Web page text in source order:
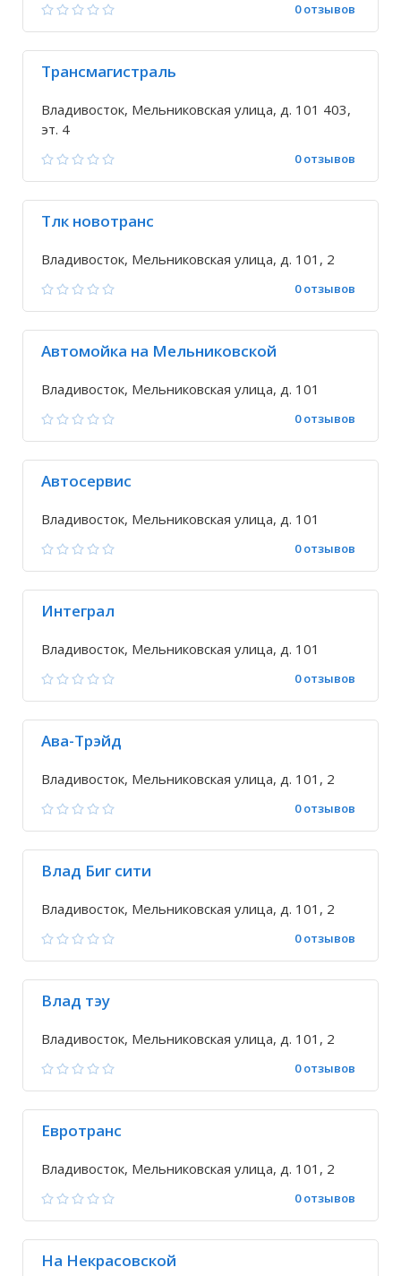
0 отзывов
Трансмагистраль
Владивосток, Мельниковская улица, д. 101 403,
эт. 4
0 отзывов
Тлк новотранс
Владивосток, Мельниковская улица, д. 101, 2
0 отзывов
Автомойка на Мельниковской
Владивосток, Мельниковская улица, д. 101
0 отзывов
Автосервис
Владивосток, Мельниковская улица, д. 101
0 отзывов
Интеграл
Владивосток, Мельниковская улица, д. 101
0 отзывов
Ава-Трэйд
Владивосток, Мельниковская улица, д. 101, 2
0 отзывов
Влад Биг сити
Владивосток, Мельниковская улица, д. 101, 2
0 отзывов
Влад тэу
Владивосток, Мельниковская улица, д. 101, 2
0 отзывов
Евротранс
Владивосток, Мельниковская улица, д. 101, 2
0 отзывов
На Некрасовской